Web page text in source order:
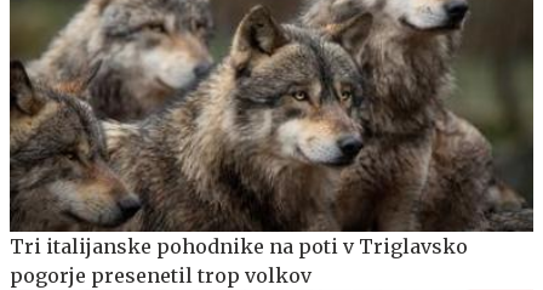
Tri italijanske pohodnike na poti v Triglavsko
pogorje presenetil trop volkov